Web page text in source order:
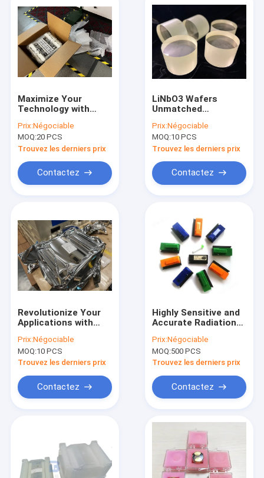
Produits
À propos de nous
Maximize Your
Technology with
Piezoelectric Wafers
for SAW and MEMS
Devices
Prix:Négociable
MOQ:20 PCS
Trouvez les derniers prix
Contactez
LiNbO3 Wafers
Unmatched
for Cutting-Edge
Technologies
Optoelectronic
Applications
Prix:Négociable
MOQ:10 PCS
Trouvez les derniers prix
Contactez
Revolutionize Your
Applications with
Wafers Exceptional
Thermal Stability and
Chemical Resistance
Prix:Négociable
MOQ:10 PCS
Trouvez les derniers prix
Contactez
Highly Sensitive and
Accurate Radiation
Piezoelectric Wafer
Thermoluminescent
Dosimeters
Prix:Négociable
MOQ:500 PCS
Trouvez les derniers prix
Contactez